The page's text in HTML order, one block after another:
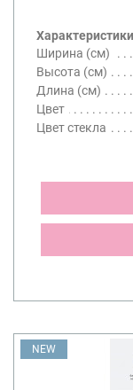
Характеристики
Ширина (см)
Высота (см)
Длина (см)
Цвет
Цвет стекла
NEW